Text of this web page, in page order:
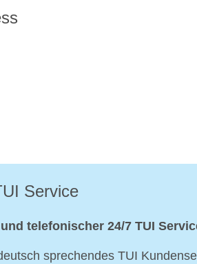
Service
telefonischer 24/7 TUI
sprechendes TUI